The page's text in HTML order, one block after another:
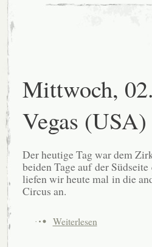
Mittwoch,
Vegas (USA)
Der heutige Tag war dem
beiden Tage auf der
liefen wir heute mal in die
Circus an.
Weiterlesen